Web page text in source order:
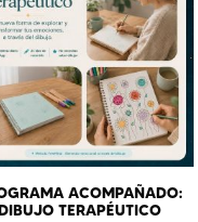
ACOMPAÑADO:
TERAPÉUTICO